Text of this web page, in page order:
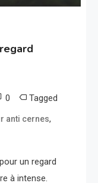
0 Tagged
anti cernes,
un regard
à intense.